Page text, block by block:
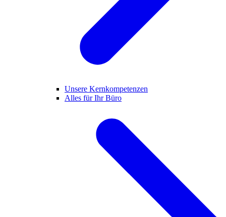
Unsere Kernkompetenzen
Alles für Ihr Büro